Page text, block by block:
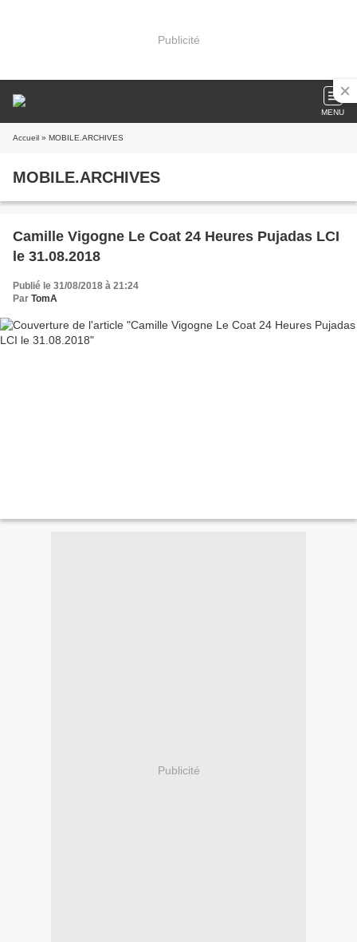
Publicité
MENU
Accueil » MOBILE.ARCHIVES
MOBILE.ARCHIVES
Camille Vigogne Le Coat 24 Heures Pujadas LCI
le 31.08.2018
Publié le 31/08/2018 à 21:24
Par TomA
Publicité